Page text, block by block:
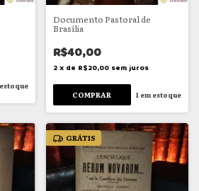
Documento Pastoral de
Brasília
R$40,00
2 x de R$20,00 sem juros
1 em estoque
GRÁTIS